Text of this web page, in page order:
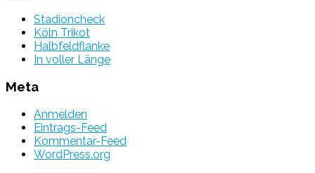
Stadioncheck
Köln Trikot
Halbfeldflanke
In voller Länge
Meta
Anmelden
Eintrags-Feed
Kommentar-Feed
WordPress.org